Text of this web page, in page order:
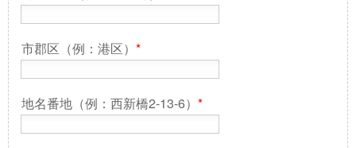
市郡区（例：港区） *
地名番地（例：西新橋2-13-6） *